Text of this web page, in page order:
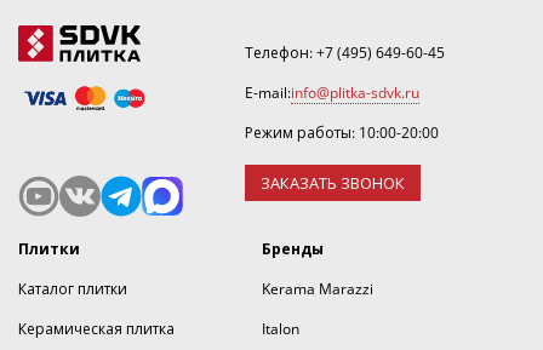
Телефон:+7 (495) 649-60-45
E-mail:info@plitka-sdvk.ru
Режим работы: 10:00-20:00
ЗАКАЗАТЬ ЗВОНОК
Плитки
Каталог плитки
Керамическая плитка
Бренды
Kerama Marazzi
Italon